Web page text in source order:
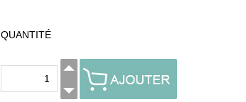
QUANTITÉ